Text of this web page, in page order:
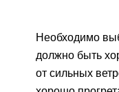
Необходимо
должно быть
от сильных